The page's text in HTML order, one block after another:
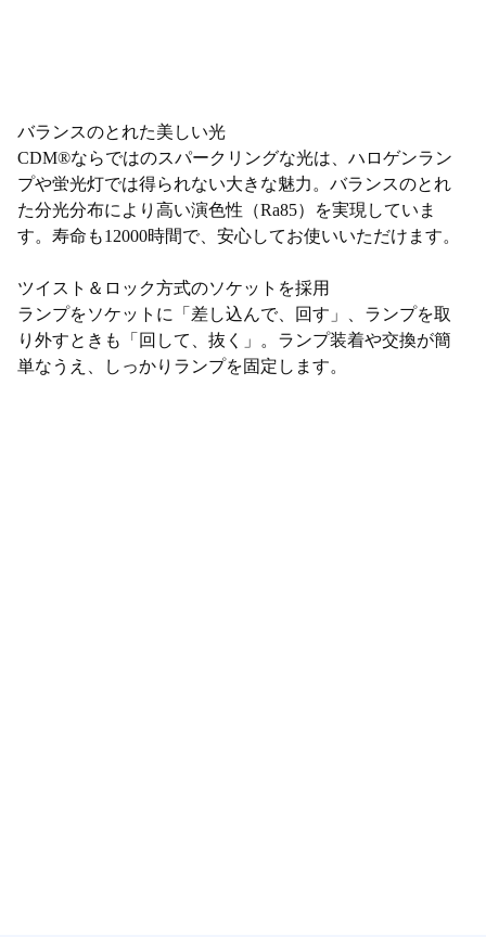
バランスのとれた美しい光
CDM®ならではのスパークリングな光は、ハロゲンラン
プや蛍光灯では得られない大きな魅力。バランスのとれ
た分光分布により高い演色性（Ra85）を実現していま
す。寿命も12000時間で、安心してお使いいただけます。
ツイスト＆ロック方式のソケットを採用
ランプをソケットに「差し込んで、回す」、ランプを取
り外すときも「回して、抜く」。ランプ装着や交換が簡
単なうえ、しっかりランプを固定します。